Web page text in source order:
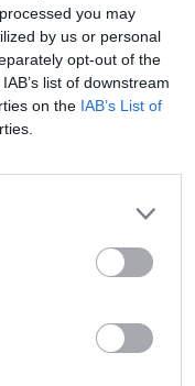
you may
by us or personal
opt-out of the
list of downstream
on the IAB’s List of